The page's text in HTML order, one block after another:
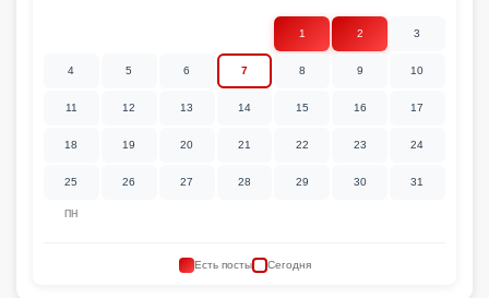
ПН
1 2 3
4 5 6 7 8 9 10
11 12 13 14 15 16 17
18 19 20 21 22 23 24
25 26 27 28 29 30 31
Есть посты Сегодня